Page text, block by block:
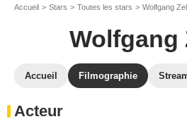
Accueil Stars Toutes les stars Wolfgang
Wolfgang
Accueil Filmographie
Acteur